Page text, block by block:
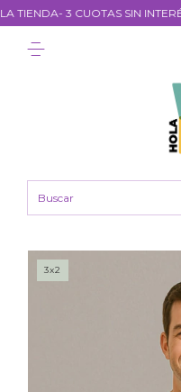
3 CUOTAS SIN INTERÉS
3x2